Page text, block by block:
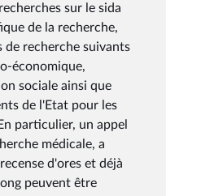
sur le sida
de la recherche,
de recherche suivants
économique,
sociale ainsi que
de l'Etat pour les
particulier, un appel
médicale, a
d'ores et déjà
peuvent être